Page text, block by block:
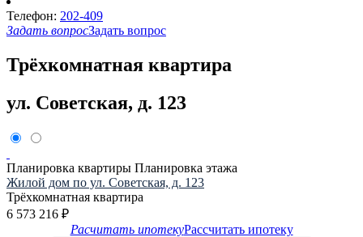
Телефон: 202-409
Задать вопросЗадать вопрос
Трёхкомнатная квартира
ул. Советская, д. 123
Планировка квартиры Планировка этажа
Жилой дом по ул. Советская, д. 123
Трёхкомнатная квартира
6 573 216 ₽
Расчитать ипотекуРассчитать ипотеку